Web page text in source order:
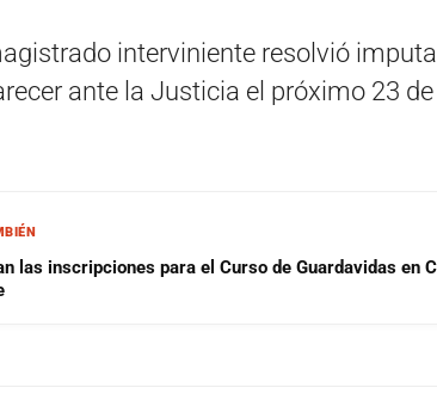
interviniente resolvió
ante la Justicia el próximo 23
las inscripciones para el Curso de Guardavidas en